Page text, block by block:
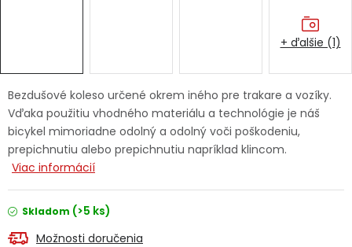
Doprava a platba Váš zákaznícky účet
Kontakty
Bezdušové koleso určené okrem iného pre trakare a vozíky.
Vďaka použitiu vhodného materiálu a technológie je náš
bicykel mimoriadne odolný a odolný voči poškodeniu,
prepichnutiu alebo prepichnutiu napríklad klincom.
Viac informácií
Skladom (>5 ks)
Možnosti doručenia
+ ďalšie (1)